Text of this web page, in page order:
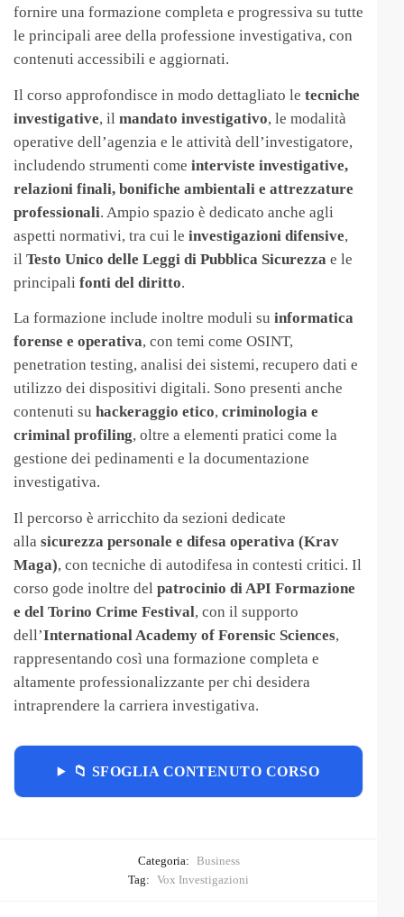
fornire una formazione completa e progressiva su tutte
le principali aree della professione investigativa, con
contenuti accessibili e aggiornati.
Il corso approfondisce in modo dettagliato le tecniche
investigative, il mandato investigativo, le modalità
operative dell’agenzia e le attività dell’investigatore,
includendo strumenti come interviste investigative,
relazioni finali, bonifiche ambientali e attrezzature
professionali. Ampio spazio è dedicato anche agli
aspetti normativi, tra cui le investigazioni difensive,
il Testo Unico delle Leggi di Pubblica Sicurezza e le
principali fonti del diritto.
La formazione include inoltre moduli su informatica
forense e operativa, con temi come OSINT,
penetration testing, analisi dei sistemi, recupero dati e
utilizzo dei dispositivi digitali. Sono presenti anche
contenuti su hackeraggio etico, criminologia e
criminal profiling, oltre a elementi pratici come la
gestione dei pedinamenti e la documentazione
investigativa.
Il percorso è arricchito da sezioni dedicate
alla sicurezza personale e difesa operativa (Krav
Maga), con tecniche di autodifesa in contesti critici. Il
corso gode inoltre del patrocinio di API Formazione
e del Torino Crime Festival, con il supporto
dell’International Academy of Forensic Sciences,
rappresentando così una formazione completa e
altamente professionalizzante per chi desidera
intraprendere la carriera investigativa.
📁 SFOGLIA CONTENUTO CORSO
Categoria: Business
Tag: Vox Investigazioni